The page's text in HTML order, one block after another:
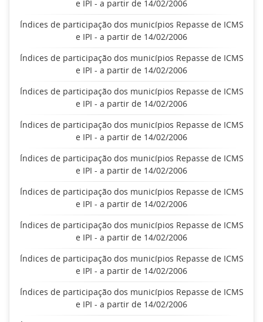
e IPI - a partir de 14/02/2006
Índices de participação dos municípios Repasse de ICMS
e IPI - a partir de 14/02/2006
Índices de participação dos municípios Repasse de ICMS
e IPI - a partir de 14/02/2006
Índices de participação dos municípios Repasse de ICMS
e IPI - a partir de 14/02/2006
Índices de participação dos municípios Repasse de ICMS
e IPI - a partir de 14/02/2006
Índices de participação dos municípios Repasse de ICMS
e IPI - a partir de 14/02/2006
Índices de participação dos municípios Repasse de ICMS
e IPI - a partir de 14/02/2006
Índices de participação dos municípios Repasse de ICMS
e IPI - a partir de 14/02/2006
Índices de participação dos municípios Repasse de ICMS
e IPI - a partir de 14/02/2006
Índices de participação dos municípios Repasse de ICMS
e IPI - a partir de 14/02/2006